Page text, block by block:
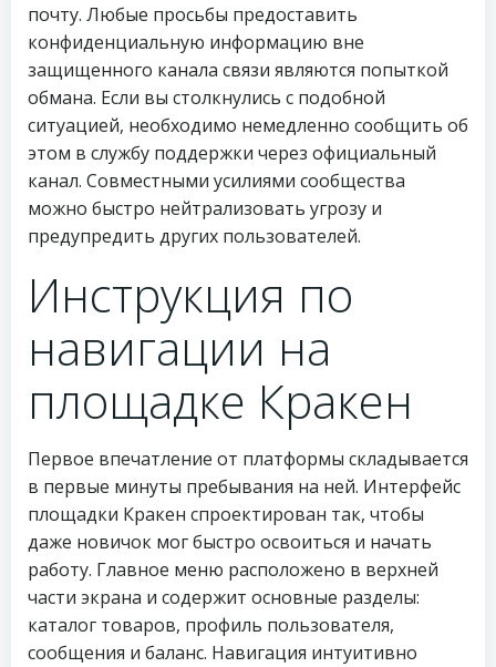
почту. Любые просьбы предоставить
конфиденциальную информацию вне
защищенного канала связи являются попыткой
обмана. Если вы столкнулись с подобной
ситуацией, необходимо немедленно сообщить об
этом в службу поддержки через официальный
канал. Совместными усилиями сообщества
можно быстро нейтрализовать угрозу и
предупредить других пользователей.
Инструкция по
навигации на
площадке Кракен
Первое впечатление от платформы складывается
в первые минуты пребывания на ней. Интерфейс
площадки Кракен спроектирован так, чтобы
даже новичок мог быстро освоиться и начать
работу. Главное меню расположено в верхней
части экрана и содержит основные разделы:
каталог товаров, профиль пользователя,
сообщения и баланс. Навигация интуитивно